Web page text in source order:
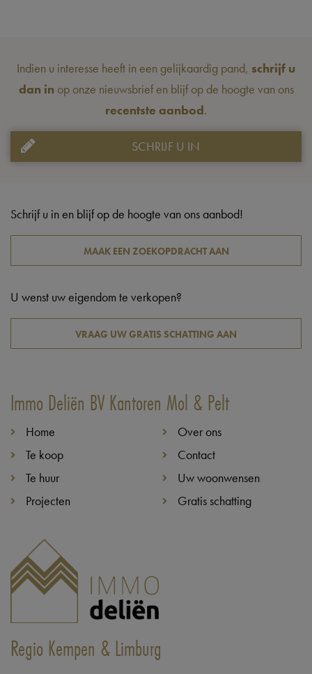
Indien u interesse heeft in een gelijkaardig pand, schrijf u
dan in op onze nieuwsbrief en blijf op de hoogte van ons
recentste aanbod.
SCHRIJF U IN
Regio Kempen & Limburg
Immo Deliën BV Kantoren Mol & Pelt
Home
Te koop
Te huur
Projecten
Over ons
Contact
Uw woonwensen
Gratis schatting
Schrijf u in en blijf op de hoogte van ons aanbod!
MAAK EEN ZOEKOPDRACHT AAN
U wenst uw eigendom te verkopen?
VRAAG UW GRATIS SCHATTING AAN